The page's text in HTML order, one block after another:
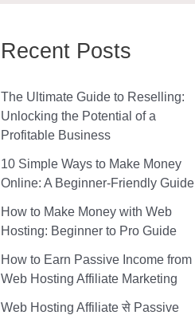
Recent Posts
The Ultimate Guide to Reselling:
Unlocking the Potential of a
Profitable Business
10 Simple Ways to Make Money
Online: A Beginner-Friendly Guide
How to Make Money with Web
Hosting: Beginner to Pro Guide
How to Earn Passive Income from
Web Hosting Affiliate Marketing
Web Hosting Affiliate से Passive